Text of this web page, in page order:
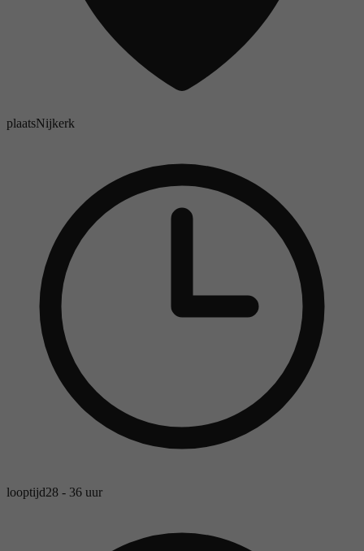
plaatsNijkerk
looptijd28 - 36 uur